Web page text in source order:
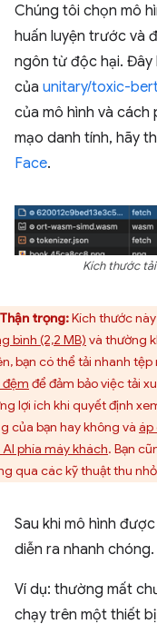
Chúng tôi chọn mô
huấn luyện trước và
ngôn từ độc hại. Đây
của unitary/toxic-
của mô hình và
mạo danh tính, hãy
Face.
Kích thước
Thận trọng:Kích thước
bình (2,2 MB) và thường
bạn có thể tải nhanh
đệm để đảm bảo việc tải
lợi ích khi quyết định
của bạn hay không và áp
phía máy khách. Bạn
qua các kỹ thuật thu
Sau khi mô hình
diễn ra nhanh chóng.
Ví dụ: thường mất
chạy trên một thiết